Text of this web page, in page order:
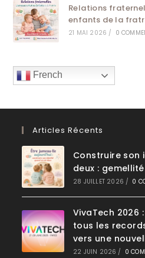
Relations
enfants de la
21 MAI 2026 / 0
French
Articles Récents
Construire son
deux : gemellité
28 JUILLET 2026 / 0
VivaTech 2026
tous les
vers une
22 JUIN 2026 / 0